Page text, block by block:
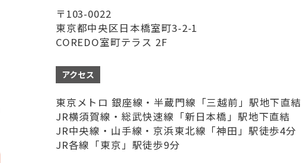
〒103-0022
東京都中央区日本橋室町3-2-1
COREDO室町テラス 2F
アクセス
東京メトロ 銀座線・半蔵門線「三越前」駅地下直結
JR横須賀線・総武快速線「新日本橋」駅地下直結
JR中央線・山手線・京浜東北線「神田」駅徒歩4分
JR各線「東京」駅徒歩9分